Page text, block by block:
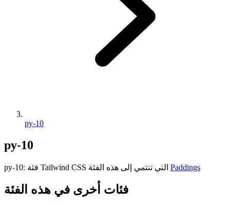
py-10
py-10
py-10: فئة Tailwind CSS التي تنتمي إلى هذه الفئة Paddings
فئات أخرى في هذه الفئة